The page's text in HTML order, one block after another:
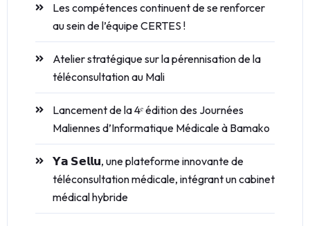
Les compétences continuent de se renforcer
au sein de l’équipe CERTES !
Atelier stratégique sur la pérennisation de la
téléconsultation au Mali
Lancement de la 4ᵉ édition des Journées
Maliennes d’Informatique Médicale à Bamako
𝗬𝗮 𝗦𝗲𝗹𝗹𝘂, une plateforme innovante de
téléconsultation médicale, intégrant un cabinet
médical hybride